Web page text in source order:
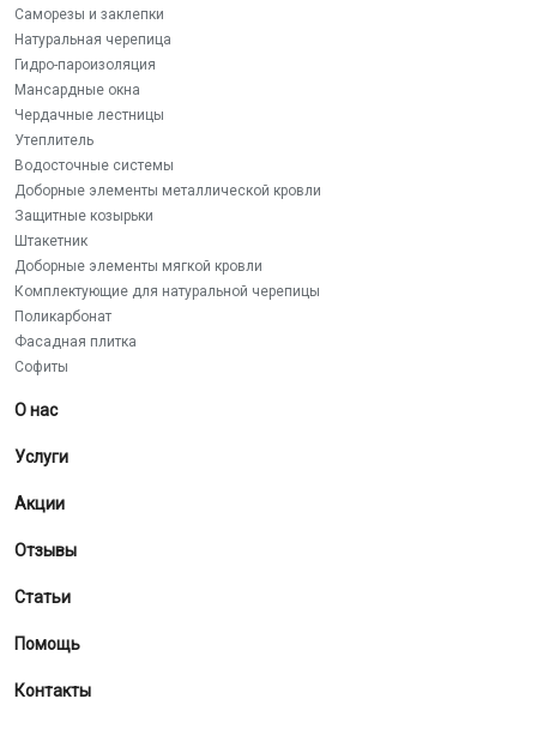
Саморезы и заклепки
Натуральная черепица
Гидро-пароизоляция
Мансардные окна
Чердачные лестницы
Утеплитель
Водосточные системы
Доборные элементы металлической кровли
Защитные козырьки
Штакетник
Доборные элементы мягкой кровли
Комплектующие для натуральной черепицы
Поликарбонат
Фасадная плитка
Софиты
О нас
Услуги
Акции
Отзывы
Статьи
Помощь
Контакты